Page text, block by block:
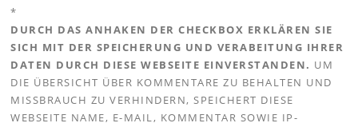
*
DURCH DAS ANHAKEN DER CHECKBOX ERKLÄREN SIE
SICH MIT DER SPEICHERUNG UND VERABEITUNG IHRER
DATEN DURCH DIESE WEBSEITE EINVERSTANDEN. UM
DIE ÜBERSICHT ÜBER KOMMENTARE ZU BEHALTEN UND
MISSBRAUCH ZU VERHINDERN, SPEICHERT DIESE
WEBSEITE NAME, E-MAIL, KOMMENTAR SOWIE IP-